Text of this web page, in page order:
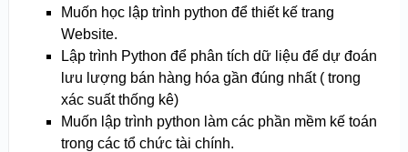
Muốn học lập trình python để thiết kế trang
Website.
Lập trình Python để phân tích dữ liệu để dự đoán
lưu lượng bán hàng hóa gần đúng nhất ( trong
xác suất thống kê)
Muốn lập trình python làm các phần mềm kế toán
trong các tổ chức tài chính.